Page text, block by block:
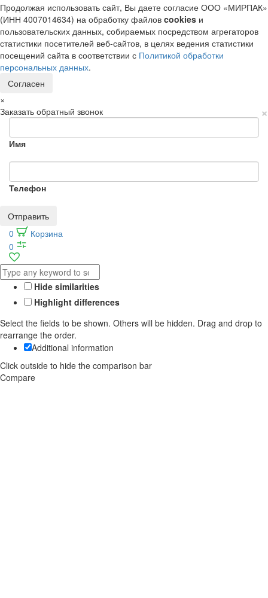
Продолжая использовать сайт, Вы даете согласие ООО «МИРПАК»
(ИНН 4007014634) на обработку файлов cookies и
пользовательских данных, собираемых посредством агрегаторов
статистики посетителей веб-сайтов, в целях ведения статистики
посещений сайта в соответствии с Политикой обработки
персональных данных.
Согласен
×
×
Заказать обратный звонок
Имя
Телефон
Отправить
0
Корзина
0
Hide similarities
Highlight differences
Select the fields to be shown. Others will be hidden. Drag and drop to
rearrange the order.
Additional information
Click outside to hide the comparison bar
Compare